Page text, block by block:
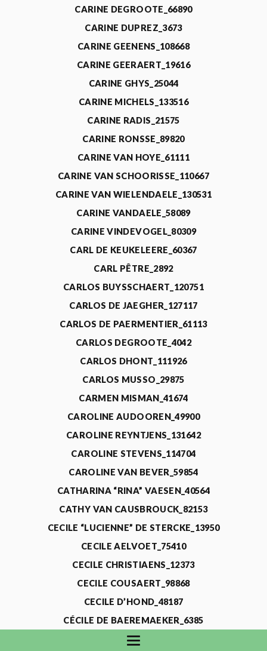
CARINE DEGROOTE_66890
CARINE DUPREZ_3673
CARINE GEENENS_108668
CARINE GEERAERT_19616
CARINE GHYS_25044
CARINE MICHELS_133516
CARINE RADIS_21575
CARINE RONSSE_89820
CARINE VAN HOYE_61111
CARINE VAN SCHOORISSE_110667
CARINE VAN WIELENDAELE_130531
CARINE VANDAELE_58089
CARINE VINDEVOGEL_80309
CARL DE KEUKELEERE_60367
CARL PÊTRE_2892
CARLOS BUYSSCHAERT_120751
CARLOS DE JAEGHER_127117
CARLOS DE PAERMENTIER_61113
CARLOS DEGROOTE_4042
CARLOS DHONT_111926
CARLOS MUSSO_29875
CARMEN MISMAN_41674
CAROLINE AUDOOREN_49900
CAROLINE REYNTJENS_131642
CAROLINE STEVENS_114704
CAROLINE VAN BEVER_59854
CATHARINA “RINA” VAESEN_40564
CATHY VAN CAUSBROUCK_82153
CECILE “LUCIENNE” DE STERCKE_13950
CECILE AELVOET_75410
CECILE CHRISTIAENS_12373
CECILE COUSAERT_98868
CECILE D’HOND_48187
CÉCILE DE BAEREMAEKER_6385
CECILE DE WAELE_4731